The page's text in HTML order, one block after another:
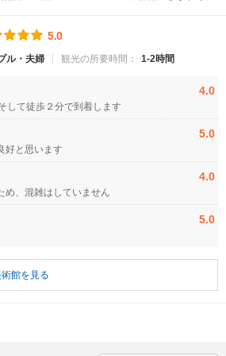
5.0
ル・夫婦 観光の所要時間： 1-2時間
4.0
して徒歩２分で到着します
5.0
好と思います
4.0
め、混雑はしていません
5.0
館を見る